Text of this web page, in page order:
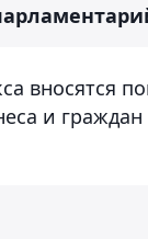
вносятся
и